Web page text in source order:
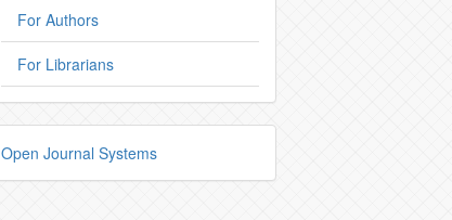
For Authors
For Librarians
Open Journal Systems